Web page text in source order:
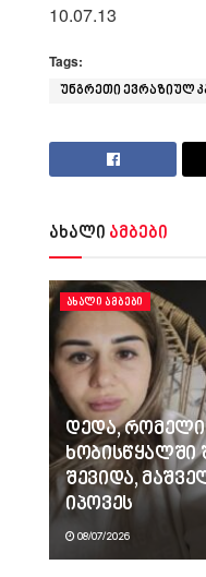
10.07.13
Tags:
უნგრეთი ევრაზიულ
ახალი ამბები
ᲐᲮᲐᲚᲘ ᲐᲛᲑᲔᲑᲘ
დედა,
ხობისწყალში
შევიდა,
იპოვეს
08/07/2026